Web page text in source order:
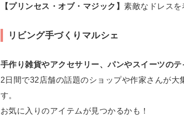
【プリンセス・オブ・マジック】 素敵なドレスを
リビング手づくりマルシェ
手作り雑貨やアクセサリー、パンやスイーツの
2日間で32店舗の話題のショップや作家さんが大
す。
お気に入りのアイテムが見つかるかも！